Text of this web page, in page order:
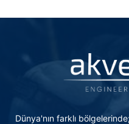
Dünya'nın farklı